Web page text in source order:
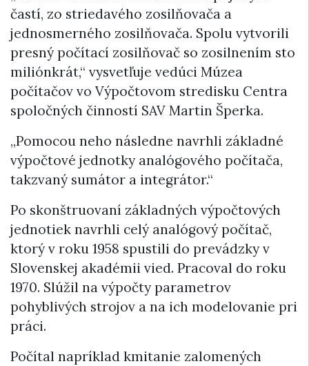
častí, zo striedavého zosilňovača a
jednosmerného zosilňovača. Spolu vytvorili
presný počítací zosilňovač so zosilnením sto
miliónkrát,“ vysvetľuje vedúci Múzea
počítačov vo Výpočtovom stredisku Centra
spoločných činností SAV Martin Šperka.
„Pomocou neho následne navrhli základné
výpočtové jednotky analógového počítača,
takzvaný sumátor a integrátor.“
Po skonštruovaní základných výpočtových
jednotiek navrhli celý analógový počítač,
ktorý v roku 1958 spustili do prevádzky v
Slovenskej akadémii vied. Pracoval do roku
1970. Slúžil na výpočty parametrov
pohyblivých strojov a na ich modelovanie pri
práci.
Počítal napríklad kmitanie zalomených